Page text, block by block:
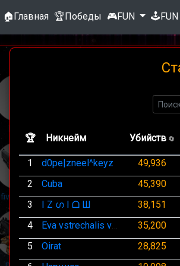
🏠Главная 🏆Победы 🎮FUN 🕹️FUN
fiveseven elite
🏆 Никнейм Убийств 🔄
1 d0pe|zneel^keyz 49,936
2
Cuba 45,390
3
I Z ഗ I ᗝ Ш 38,151
4
Eva vstrechalis v рилс UA 35,200
5
Oirat 28,825